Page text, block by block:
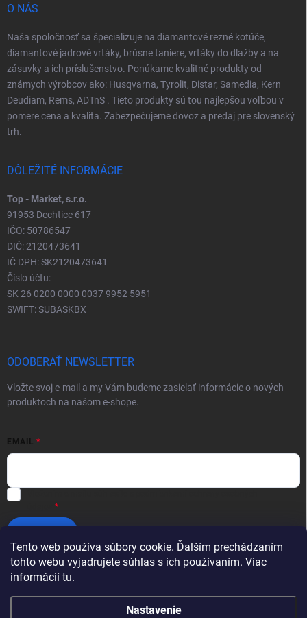
Tento web používa súbory cookie. Ďalším prechádzaním
tohto webu vyjadrujete súhlas s ich používaním. Viac
informácií tu.
Nastavenie
O NÁS
Naša spoločnosť sa špecializuje na diamantové rezné kotúče,
diamantové jadrové vrtáky, brúsne taniere, vrtáky do dlažby a na
zásuvky a ich príslušenstvo. Ponúkame kvalitné produkty od
známych výrobcov ako: Husqvarna, Tyrolit, Distar, Samedia, Kern
Deudiam, Rems, ADTnS . Tieto produkty sú tou najlepšou voľbou v
pomere cena a kvalita. Zabezpečujeme dovoz a predaj pre slovenský
trh.
DÔLEŽITÉ INFORMÁCIE
Top - Market, s.r.o.
91953 Dechtice 617
IČO: 50786547
DIČ: 2120473641
IČ DPH: SK2120473641
Číslo účtu:
SK 26 0200 0000 0037 9952 5951
SWIFT: SUBASKBX
ODOBERAŤ NEWSLETTER
Vložte svoj e-mail a my Vám budeme zasielať informácie o nových
produktoch na našom e-shope.
EMAIL